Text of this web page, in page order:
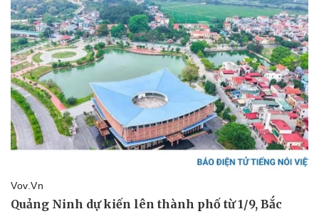
Pháp luật
Vụ án
Vũ khí